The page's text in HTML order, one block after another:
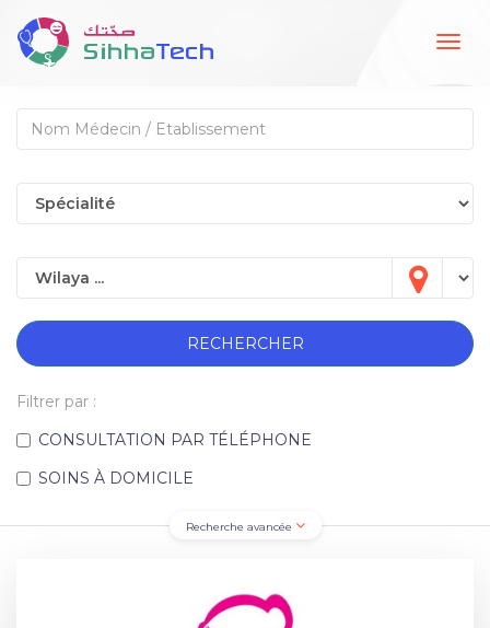
RECHERCHER
Filtrer par :
CONSULTATION PAR TÉLÉPHONE
SOINS À DOMICILE
Recherche avancée